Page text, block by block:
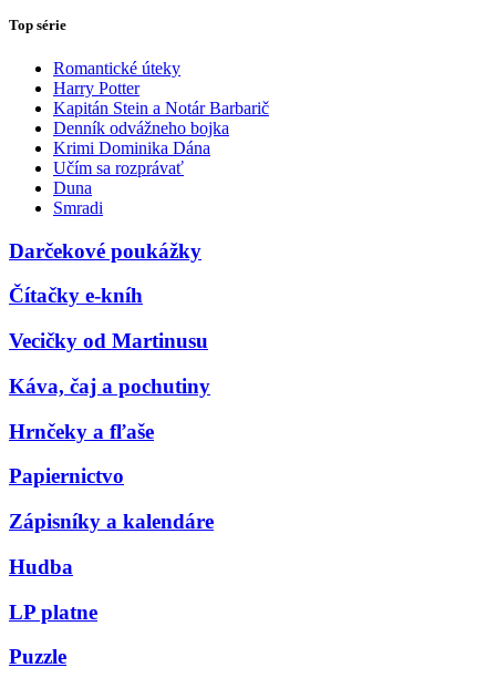
Top série
Romantické úteky
Harry Potter
Kapitán Stein a Notár Barbarič
Denník odvážneho bojka
Krimi Dominika Dána
Učím sa rozprávať
Duna
Smradi
Darčekové poukážky
Čítačky e-kníh
Vecičky od Martinusu
Káva, čaj a pochutiny
Hrnčeky a fľaše
Papiernictvo
Zápisníky a kalendáre
Hudba
LP platne
Puzzle